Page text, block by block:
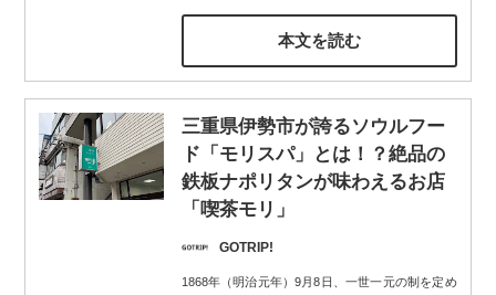
本文を読む
三重県伊勢市が誇るソウルフー
ド「モリスパ」とは！？絶品の
鉄板ナポリタンが味わえるお店
「喫茶モリ」
GOTRIP!
1868年（明治元年）9月8日、一世一元の制を定め